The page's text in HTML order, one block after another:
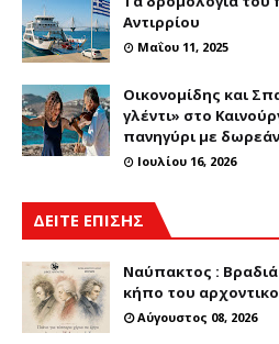
Αντιρρίου
Μαΐου 11, 2025
Οικονομίδης και
γλέντι» στο
πανηγύρι με
Ιουλίου 16, 2026
ΔΕΙΤΕ ΕΠΙΣΗΣ
Ναύπακτος :
κήπο του
Αύγουστος 08, 2026